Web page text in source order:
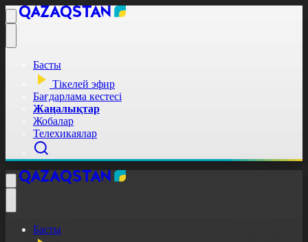
Басты
Тікелей эфир
Бағдарлама кестесі
Жаңалықтар
Жобалар
Телехикаялар
Басты